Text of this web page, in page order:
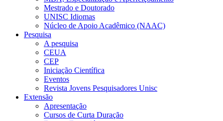
Mestrado e Doutorado
UNISC Idiomas
Núcleo de Apoio Acadêmico (NAAC)
Pesquisa
A pesquisa
CEUA
CEP
Iniciação Científica
Eventos
Revista Jovens Pesquisadores Unisc
Extensão
Apresentação
Cursos de Curta Duração